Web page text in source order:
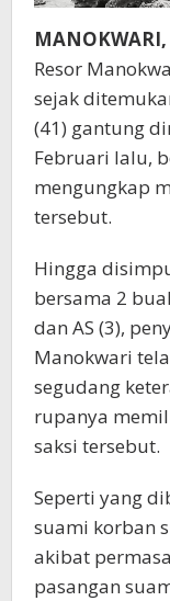
Resor
sejak
(41) gantung
Februari lalu,
mengungkap
tersebut.
Hingga
bersama 2
dan AS (3),
Manokwari
segudang
rupanya
saksi tersebut.
Seperti yang
suami korban
akibat
pasangan